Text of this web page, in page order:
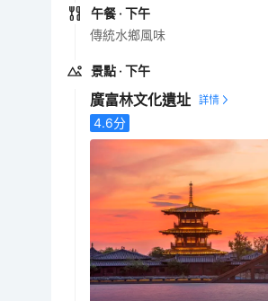
午餐 · 下午
傳統水鄉風味
景點 · 下午
廣富林文化遺址
4.6分